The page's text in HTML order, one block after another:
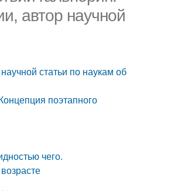
автор научной
статьи по наукам об
поэтапного
чего.